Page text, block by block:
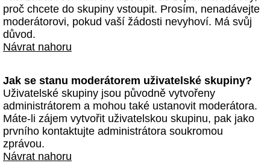
proč chcete do skupiny vstoupit. Prosím, nenadávejte
moderátorovi, pokud vaší žádosti nevyhoví. Má svůj
důvod.
Návrat nahoru
Jak se stanu moderátorem uživatelské skupiny?
Uživatelské skupiny jsou původně vytvořeny
administrátorem a mohou také ustanovit moderátora.
Máte-li zájem vytvořit uživatelskou skupinu, pak jako
prvního kontaktujte administrátora soukromou
zprávou.
Návrat nahoru